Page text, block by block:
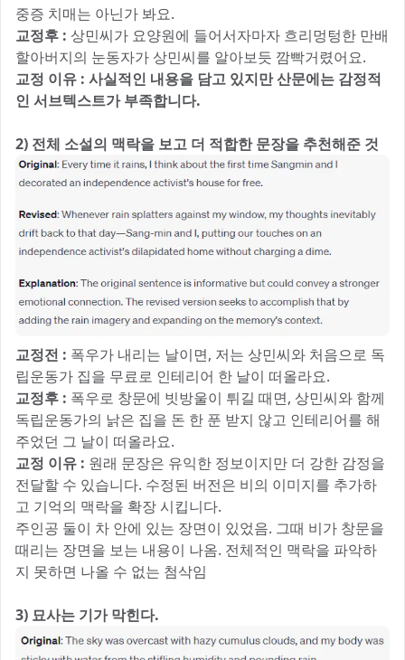
중증 치매는 아닌가 봐요.
교정후 : 상민씨가 요양원에 들어서자마자 흐리멍텅한 만배
할아버지의 눈동자가 상민씨를 알아보듯 깜빡거렸어요.
교정 이유 : 사실적인 내용을 담고 있지만 산문에는 감정적
인 서브텍스트가 부족합니다.
2) 전체 소설의 맥락을 보고 더 적합한 문장을 추천해준 것
교정전 : 폭우가 내리는 날이면, 저는 상민씨와 처음으로 독
립운동가 집을 무료로 인테리어 한 날이 떠올라요.
교정후 : 폭우로 창문에 빗방울이 튀길 때면, 상민씨와 함께
독립운동가의 낡은 집을 돈 한 푼 받지 않고 인테리어를 해
주었던 그 날이 떠올라요.
교정 이유 : 원래 문장은 유익한 정보이지만 더 강한 감정을
전달할 수 있습니다. 수정된 버전은 비의 이미지를 추가하
고 기억의 맥락을 확장 시킵니다.
주인공 둘이 차 안에 있는 장면이 있었음. 그때 비가 창문을
때리는 장면을 보는 내용이 나옴. 전체적인 맥락을 파악하
지 못하면 나올 수 없는 첨삭임
3) 묘사는 기가 막힌다.